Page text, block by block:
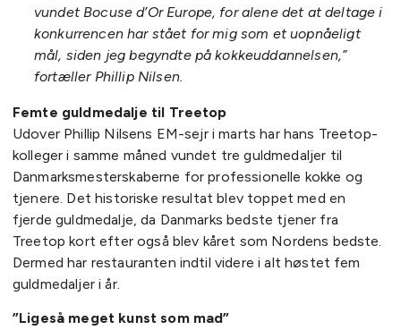
vundet Bocuse d’Or Europe, for alene det at deltage i
konkurrencen har stået for mig som et uopnåeligt
mål, siden jeg begyndte på kokkeuddannelsen,”
fortæller Phillip Nilsen.
Femte guldmedalje til Treetop
Udover Phillip Nilsens EM-sejr i marts har hans Treetop-
kolleger i samme måned vundet tre guldmedaljer til
Danmarksmesterskaberne for professionelle kokke og
tjenere. Det historiske resultat blev toppet med en
fjerde guldmedalje, da Danmarks bedste tjener fra
Treetop kort efter også blev kåret som Nordens bedste.
Dermed har restauranten indtil videre i alt høstet fem
guldmedaljer i år.
”Ligeså meget kunst som mad”